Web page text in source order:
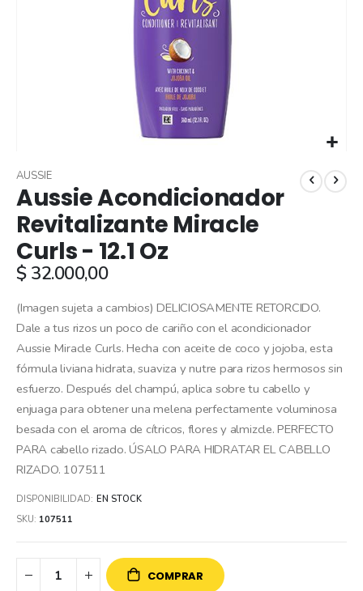
to
the
beginning
of
the
images
gallery
Aussie Acondicionador
Revitalizante Miracle
Curls - 12.1 Oz
AUSSIE
$ 32.000,00
(Imagen sujeta a cambios) DELICIOSAMENTE RETORCIDO.
Dale a tus rizos un poco de cariño con el acondicionador
Aussie Miracle Curls. Hecha con aceite de coco y jojoba, esta
fórmula liviana hidrata, suaviza y nutre para rizos hermosos sin
esfuerzo. Después del champú, aplica sobre tu cabello y
enjuaga para obtener una melena perfectamente voluminosa
besada con el aroma de cítricos, flores y almizcle. PERFECTO
PARA cabello rizado. ÚSALO PARA HIDRATAR EL CABELLO
RIZADO. 107511
DISPONIBILIDAD: EN STOCK
SKU 107511
COMPRAR